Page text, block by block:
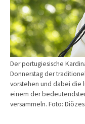
Der portugiesische
Donnerstag der
vorstehen und dabei die
einem der
versammeln. Foto: